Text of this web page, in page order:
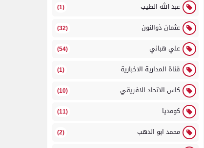
عبد الله الطيب (1)
عثمان ذوالنون (32)
علي هباني (54)
قناة المدارية الاخبارية (1)
كاس الاتحاد الافريقي (10)
كومديا (11)
محمد ابو الدهب (2)